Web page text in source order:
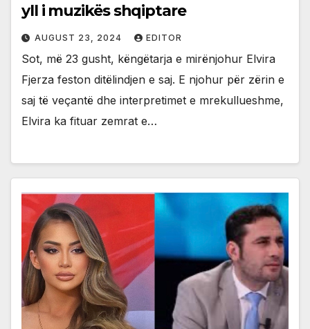
yll i muzikës shqiptare
AUGUST 23, 2024 EDITOR
Sot, më 23 gusht, këngëtarja e mirënjohur Elvira
Fjerza feston ditëlindjen e saj. E njohur për zërin e
saj të veçantë dhe interpretimet e mrekullueshme,
Elvira ka fituar zemrat e…